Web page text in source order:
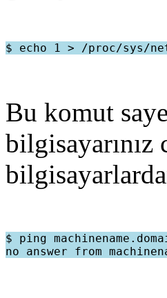
Bu komut
$ ping